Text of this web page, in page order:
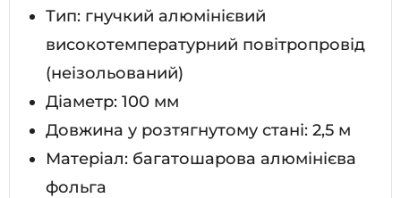
Тип: гнучкий алюмінієвий
високотемпературний повітропровід
(неізольований)
Діаметр: 100 мм
Довжина у розтягнутому стані: 2,5 м
Матеріал: багатошарова алюмінієва
фольга